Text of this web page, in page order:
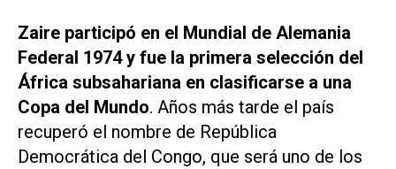
Zaire participó en el Mundial de Alemania
Federal 1974 y fue la primera selección del
África subsahariana en clasificarse a una
Copa del Mundo. Años más tarde el país
recuperó el nombre de República
Democrática del Congo, que será uno de los